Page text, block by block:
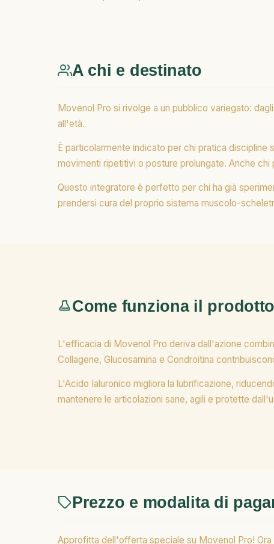
A chi e destinato
Movenol Pro si rivolge a un pubblico variegato:
all'età.
È particolarmente indicato per chi pratica
movimenti ripetitivi o posture prolungate. Anche
Questo integratore è perfetto per chi ha già
prendersi cura del proprio sistema muscolo-
Come funziona il prodotto
L'efficacia di Movenol Pro deriva dall'azione
Collagene, Glucosamina e Condroitina
L'Acido Ialuronico migliora la lubrificazione,
mantenere le articolazioni sane, agili e protette
Prezzo e modalita di
Approfitta dell'offerta speciale su Movenol Pro!